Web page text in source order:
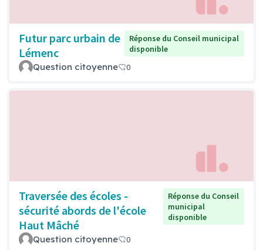
Futur parc urbain de
Lémenc
Réponse du Conseil municipal
disponible
Question citoyenne 0
Traversée des écoles -
sécurité abords de l'école
Haut Mâché
Réponse du Conseil
municipal
disponible
Question citoyenne 0